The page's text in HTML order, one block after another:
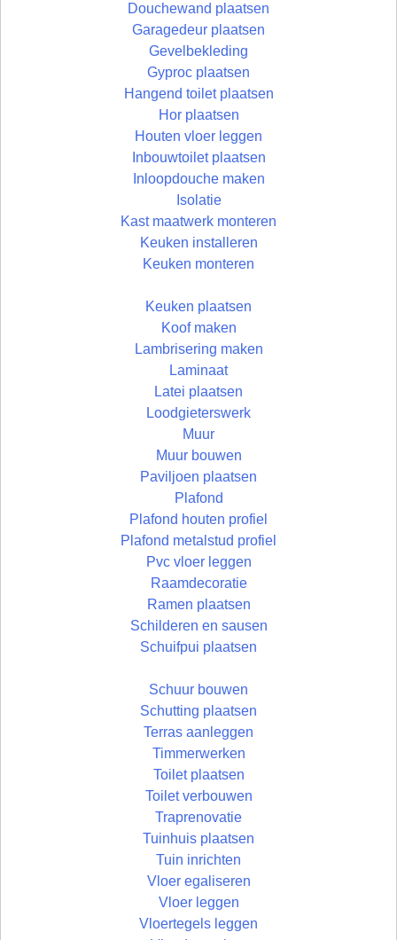
Douchewand plaatsen
Garagedeur plaatsen
Gevelbekleding
Gyproc plaatsen
Hangend toilet plaatsen
Hor plaatsen
Houten vloer leggen
Inbouwtoilet plaatsen
Inloopdouche maken
Isolatie
Kast maatwerk monteren
Keuken installeren
Keuken monteren
Keuken plaatsen
Koof maken
Lambrisering maken
Laminaat
Latei plaatsen
Loodgieterswerk
Muur
Muur bouwen
Paviljoen plaatsen
Plafond
Plafond houten profiel
Plafond metalstud profiel
Pvc vloer leggen
Raamdecoratie
Ramen plaatsen
Schilderen en sausen
Schuifpui plaatsen
Schuur bouwen
Schutting plaatsen
Terras aanleggen
Timmerwerken
Toilet plaatsen
Toilet verbouwen
Traprenovatie
Tuinhuis plaatsen
Tuin inrichten
Vloer egaliseren
Vloer leggen
Vloertegels leggen